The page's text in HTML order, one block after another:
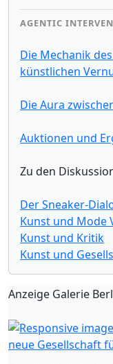
AGENTIC
Die Mechanik
künstlichen
Die Aura
Auktionen und
Zu den
Der Sneaker-
Kunst und Mode
Kunst und Kritik
Kunst und
Anzeige Galerie
neue Gesellschaft